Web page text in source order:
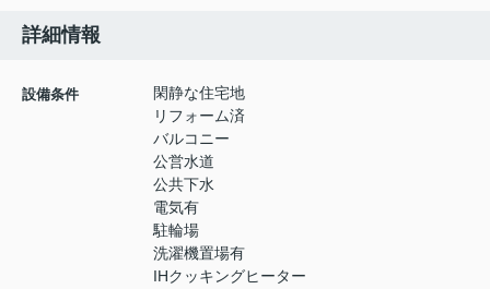
詳細情報
設備条件
閑静な住宅地
リフォーム済
バルコニー
公営水道
公共下水
電気有
駐輪場
洗濯機置場有
IHクッキングヒーター